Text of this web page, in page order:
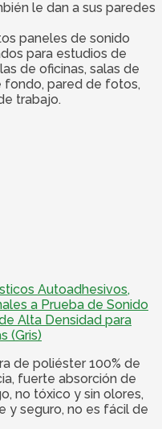
le dan a sus paredes
paneles de sonido
para estudios de
de oficinas, salas de
pared de fotos,
trabajo.
Autoadhesivos,
a Prueba de Sonido
Alta Densidad para
(Gris)
de poliéster 100% de
fuerte absorción de
no tóxico y sin olores,
y seguro, no es fácil de